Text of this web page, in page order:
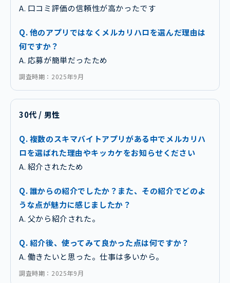
A. 口コミ評価の信頼性が高かったです
Q. 他のアプリではなくメルカリハロを選んだ理由は
何ですか？
A. 応募が簡単だったため
調査時期：2025年9月
30代 / 男性
Q. 複数のスキマバイトアプリがある中でメルカリハ
ロを選ばれた理由やキッカケをお知らせください
A. 紹介されたため
Q. 誰からの紹介でしたか？また、その紹介でどのよ
うな点が魅力に感じましたか？
A. 父から紹介された。
Q. 紹介後、使ってみて良かった点は何ですか？
A. 働きたいと思った。仕事は多いから。
調査時期：2025年9月